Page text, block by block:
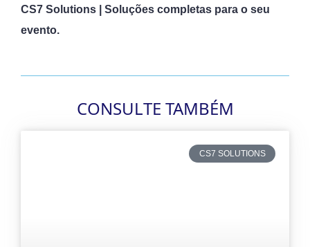
CS7 Solutions | Soluções completas para o seu
evento.
CONSULTE TAMBÉM
CS7 SOLUTIONS